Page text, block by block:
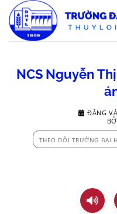
qua
nội
NCS Nguyễn
ĐĂNG
THEO DÕI TRƯỜNG ĐẠI